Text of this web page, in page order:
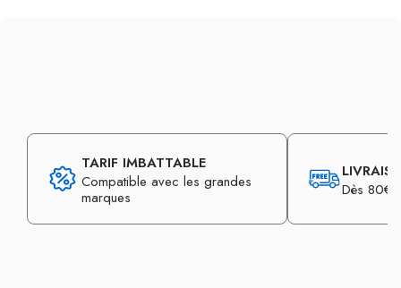
TARIF IMBATTABLE
Compatible avec les grandes
marques
Dès 80€